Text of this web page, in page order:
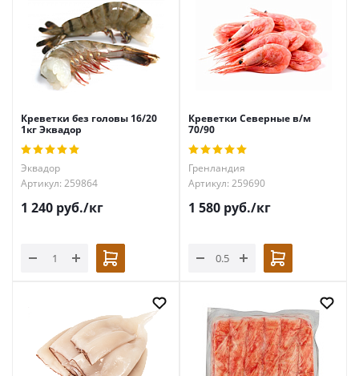
Креветки без головы 16/20
1кг Эквадор
Эквадор
Артикул: 259864
1 240 руб./кг
Креветки Северные в/м
70/90
Гренландия
Артикул: 259690
1 580 руб./кг